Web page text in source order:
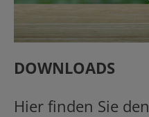
DOWNLOADS
Hier finden Sie den